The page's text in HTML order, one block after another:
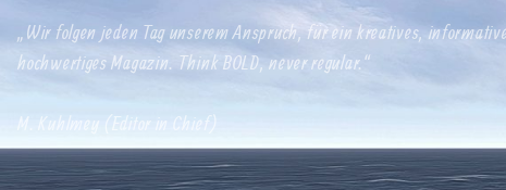
„Wir folgen jeden Tag unserem Anspruch, für ein kreatives,
hochwertiges Magazin. Think BOLD, never regular.“
M. Kuhlmey (Editor in Chief)